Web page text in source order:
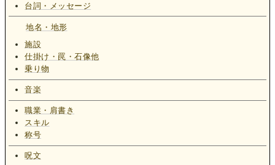
台詞・メッセージ
地名・地形
施設
仕掛け・罠・石像他
乗り物
音楽
職業・肩書き
スキル
称号
呪文